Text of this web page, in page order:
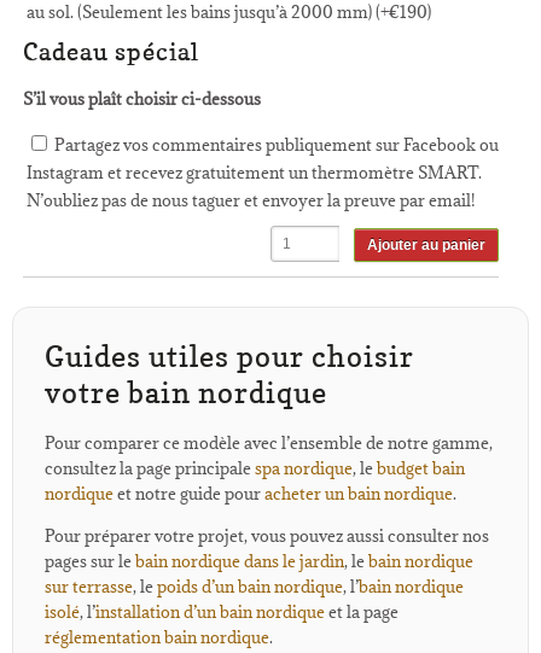
au sol. (Seulement les bains jusqu’à 2000 mm) (+€190)
Cadeau spécial
S’il vous plaît choisir ci-dessous
Partagez vos commentaires publiquement sur Facebook ou
Instagram et recevez gratuitement un thermomètre SMART.
N’oubliez pas de nous taguer et envoyer la preuve par email!
Ajouter au panier
Guides utiles pour choisir
votre bain nordique
Pour comparer ce modèle avec l’ensemble de notre gamme,
consultez la page principalespa nordique, lebudget bain
nordiqueet notre guide pouracheter un bain nordique.
Pour préparer votre projet, vous pouvez aussi consulter nos
pages sur lebain nordique dans le jardin, lebain nordique
sur terrasse, lepoids d’un bain nordique, l’bain nordique
isolé, l’installation d’un bain nordiqueet la page
réglementation bain nordique.